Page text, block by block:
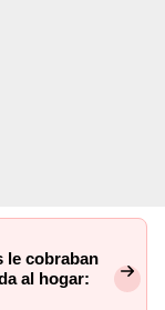
le cobraban
al hogar: